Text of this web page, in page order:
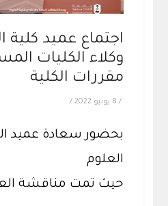
اجتماع عميد كلية
وكلاء الكليات
مقررات الكلية
/ 8 يونيو 2022 /
بحضور سعادة عميد
العلوم
حيث تمت مناقشة